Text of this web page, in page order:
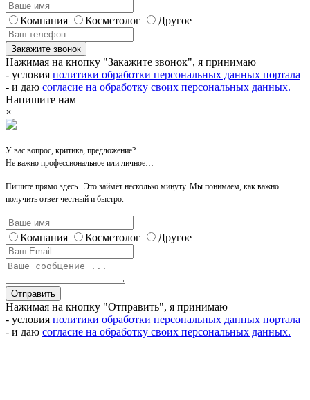
Компания Косметолог Другое
Закажите звонок
Нажимая на кнопку "Закажите звонок", я принимаю
- условия политики обработки персональных данных портала
- и даю согласие на обработку своих персональных данных.
Напишите нам
×
У вас вопрос, критика, предложение?
Не важно профессиональное или личное…
Пишите прямо здесь. Это займёт несколько минуту. Мы понимаем, как важно
получить ответ честный и быстро.
Компания Косметолог Другое
Отправить
Нажимая на кнопку "Отправить", я принимаю
- условия политики обработки персональных данных портала
- и даю согласие на обработку своих персональных данных.